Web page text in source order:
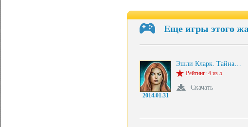
Еще игры этого
2014.01.31
Эшли Кларк. Тайна…
Рейтинг: 4 из 5
Скачать